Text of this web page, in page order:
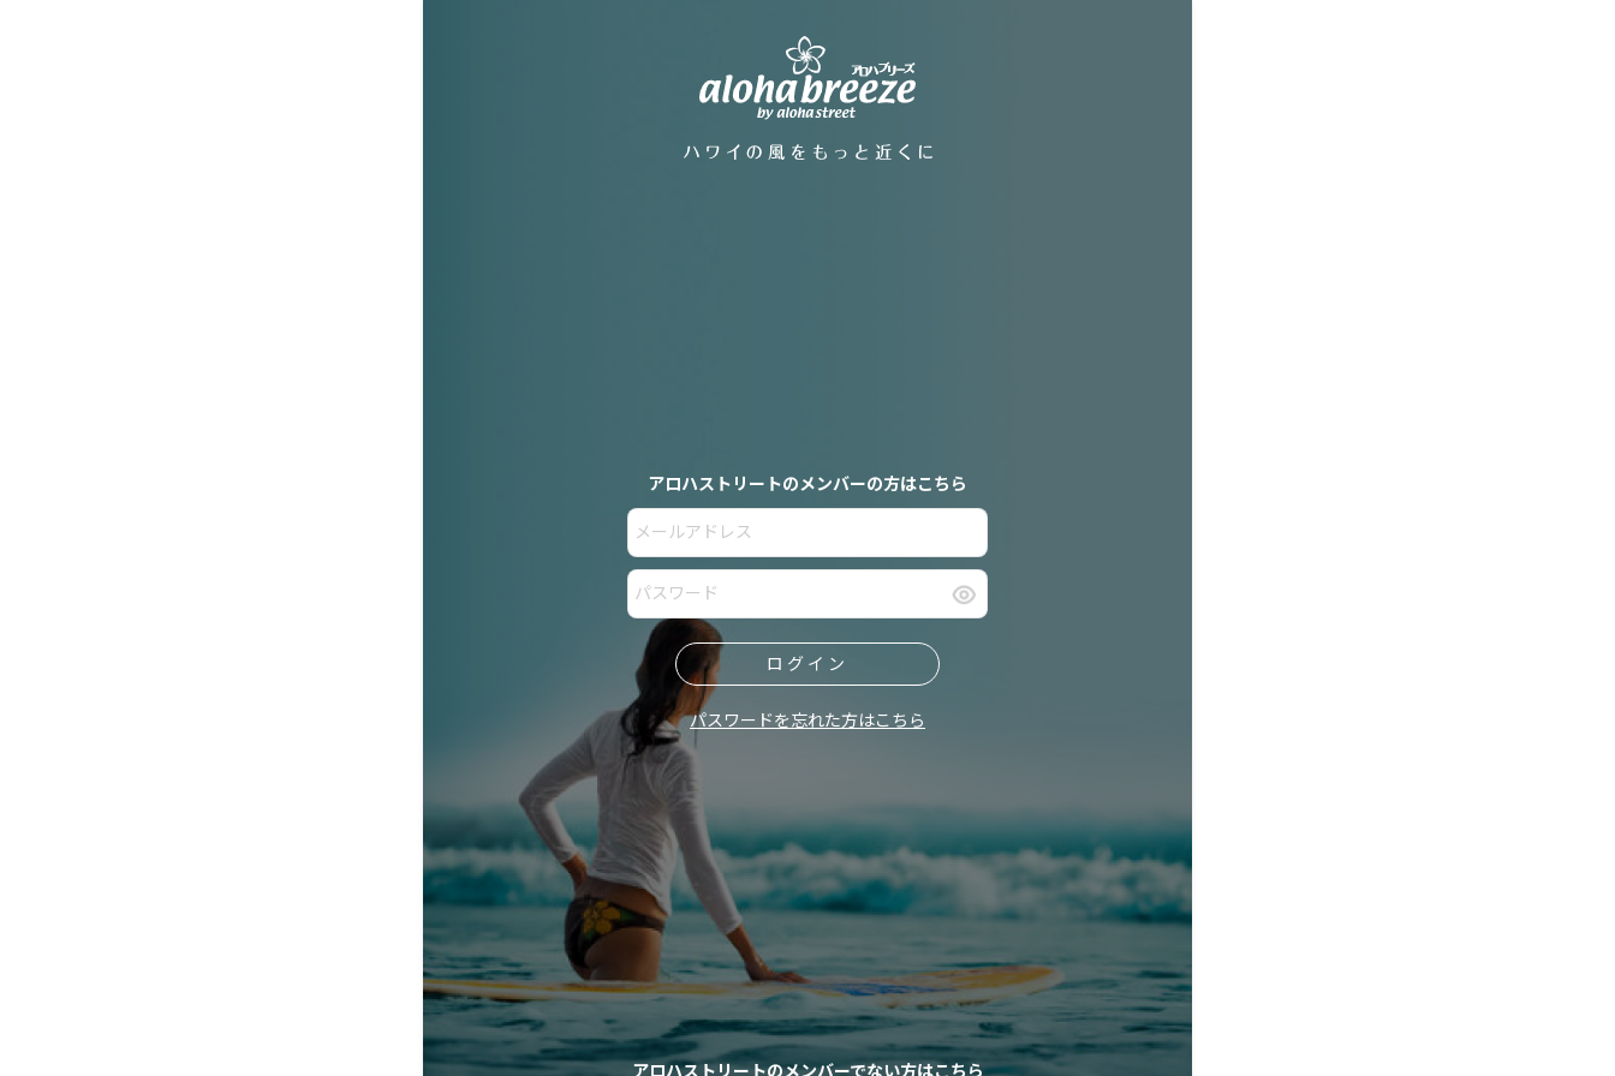
アロハストリートのメンバーの方はこちら
ログイン
パスワードを忘れた方はこちら
アロハストリートのメンバーでない方はこちら